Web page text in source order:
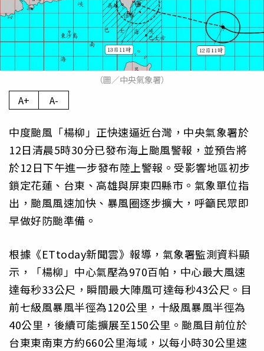
（圖／中央氣象署）
A+ A-
中度颱風「楊柳」正快速逼近台灣，中央氣象署於
12日清晨5時30分已發布海上颱風警報，並預告將
於12日下午進一步發布陸上警報。受影響地區初步
鎖定花蓮、台東、高雄與屏東四縣市。氣象單位指
出，颱風風速加快、暴風圈逐步擴大，呼籲民眾即
早做好防颱準備。
根據《ETtoday新聞雲》報導，氣象署監測資料顯
示，「楊柳」中心氣壓為970百帕，中心最大風速
達每秒33公尺，瞬間最大陣風可達每秒43公尺。目
前七級風暴風半徑為120公里，十級風暴風半徑為
40公里，後續可能擴展至150公里。颱風目前位於
台東東南東方約660公里海域，以每小時30公里速